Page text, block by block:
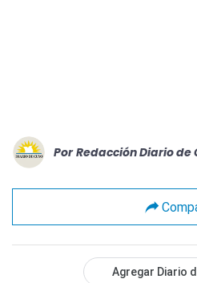
Por Redacción Diario de
Agregar Diario